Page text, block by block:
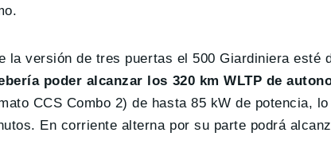
la versión de tres puertas el 500 Giardiniera esté
poder alcanzar los 320 km WLTP de
CCS Combo 2) de hasta 85 kW de potencia,
En corriente alterna por su parte podrá